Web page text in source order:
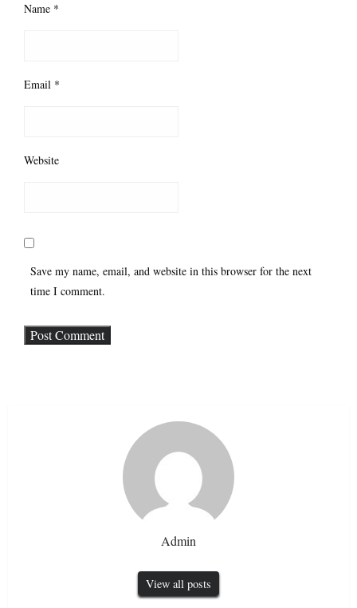
Name *
Email *
Website
Save my name, email, and website in this browser for the next
time I comment.
Admin
View all posts